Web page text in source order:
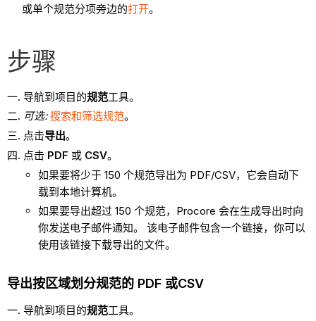
或单个规范分项旁边的打开。
步骤
导航到项目的规范工具。
可选: 搜索和筛选规范。
点击导出。
点击 PDF 或 CSV。
如果要将少于 150 个规范导出为 PDF/CSV，它会自动下
载到本地计算机。
如果要导出超过 150 个规范，Procore 会在生成导出时向
你发送电子邮件通知。 该电子邮件包含一个链接，你可以
使用该链接下载导出的文件。
导出按区域划分规范的 PDF 或CSV
导航到项目的规范工具。